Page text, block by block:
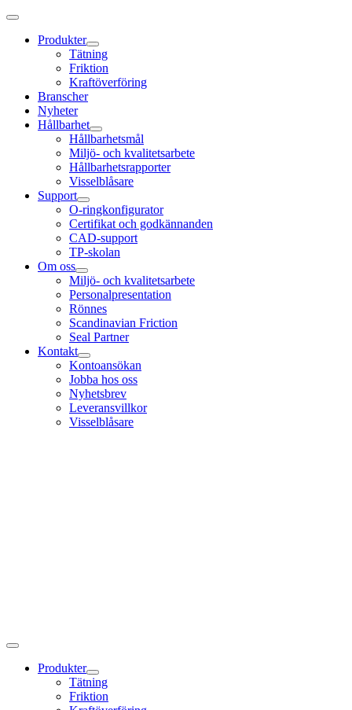
Produkter
Tätning
Friktion
Kraftöverföring
Branscher
Nyheter
Hållbarhet
Hållbarhetsmål
Miljö- och kvalitetsarbete
Hållbarhetsrapporter
Visselblåsare
Support
O-ringkonfigurator
Certifikat och godkännanden
CAD-support
TP-skolan
Om oss
Miljö- och kvalitetsarbete
Personalpresentation
Rönnes
Scandinavian Friction
Seal Partner
Kontakt
Kontoansökan
Jobba hos oss
Nyhetsbrev
Leveransvillkor
Visselblåsare
Produkter
Tätning
Friktion